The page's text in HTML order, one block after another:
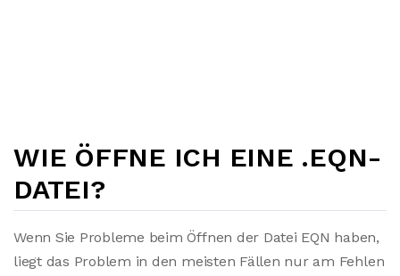
WIE ÖFFNE ICH EINE .EQN-
DATEI?
Wenn Sie Probleme beim Öffnen der Datei EQN haben,
liegt das Problem in den meisten Fällen nur am Fehlen